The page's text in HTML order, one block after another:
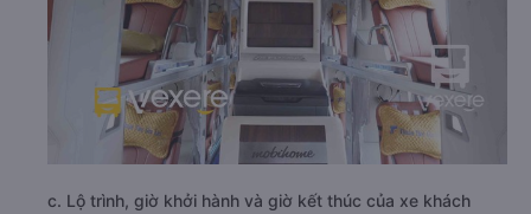
c. Lộ trình, giờ khởi hành và giờ kết thúc của xe khách